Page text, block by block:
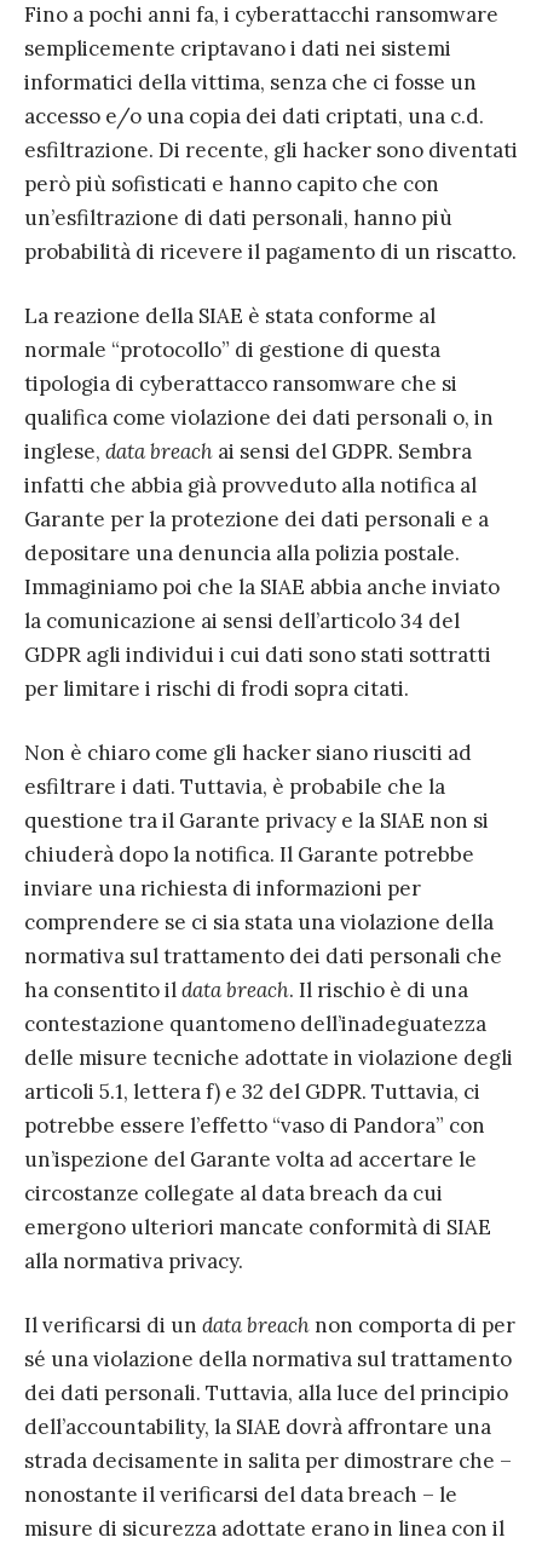
Fino a pochi anni fa, i cyberattacchi ransomware
semplicemente criptavano i dati nei sistemi
informatici della vittima, senza che ci fosse un
accesso e/o una copia dei dati criptati, una c.d.
esfiltrazione. Di recente, gli hacker sono diventati
però più sofisticati e hanno capito che con
un’esfiltrazione di dati personali, hanno più
probabilità di ricevere il pagamento di un riscatto.
La reazione della SIAE è stata conforme al
normale “protocollo” di gestione di questa
tipologia di cyberattacco ransomware che si
qualifica come violazione dei dati personali o, in
inglese, data breach ai sensi del GDPR. Sembra
infatti che abbia già provveduto alla notifica al
Garante per la protezione dei dati personali e a
depositare una denuncia alla polizia postale.
Immaginiamo poi che la SIAE abbia anche inviato
la comunicazione ai sensi dell’articolo 34 del
GDPR agli individui i cui dati sono stati sottratti
per limitare i rischi di frodi sopra citati.
Non è chiaro come gli hacker siano riusciti ad
esfiltrare i dati. Tuttavia, è probabile che la
questione tra il Garante privacy e la SIAE non si
chiuderà dopo la notifica. Il Garante potrebbe
inviare una richiesta di informazioni per
comprendere se ci sia stata una violazione della
normativa sul trattamento dei dati personali che
ha consentito ildata breach. Il rischio è di una
contestazione quantomeno dell’inadeguatezza
delle misure tecniche adottate in violazione degli
articoli 5.1, lettera f) e 32 del GDPR. Tuttavia, ci
potrebbe essere l’effetto “vaso di Pandora” con
un’ispezione del Garante volta ad accertare le
circostanze collegate al data breach da cui
emergono ulteriori mancate conformità di SIAE
alla normativa privacy.
Il verificarsi di un data breach non comporta di per
sé una violazione della normativa sul trattamento
dei dati personali. Tuttavia, alla luce del principio
dell’accountability, la SIAE dovrà affrontare una
strada decisamente in salita per dimostrare che –
nonostante il verificarsi del data breach – le
misure di sicurezza adottate erano in linea con il